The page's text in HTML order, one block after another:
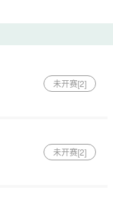
未开赛[2]
未开赛[2]